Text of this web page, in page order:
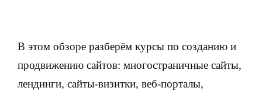
В этом обзоре разберём курсы по созданию и
продвижению сайтов: многостраничные сайты,
лендинги, сайты-визитки, веб-порталы,